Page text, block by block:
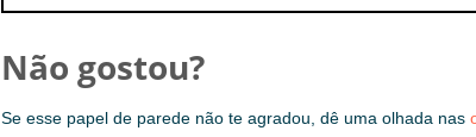
Não gostou?
Se esse papel de parede não te agradou, dê uma olhada nas